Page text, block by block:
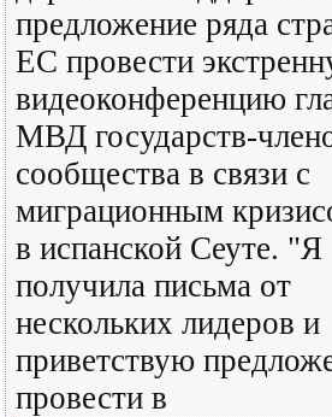
предложение ряда
ЕС провести
видеоконференцию
МВД государств-
сообщества в связи с
миграционным
в испанской Сеуте. "Я
получила письма от
нескольких лидеров и
приветствую
провести в